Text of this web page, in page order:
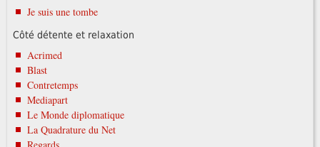
Je suis une tombe
Côté détente et relaxation
Acrimed
Blast
Contretemps
Mediapart
Le Monde diplomatique
La Quadrature du Net